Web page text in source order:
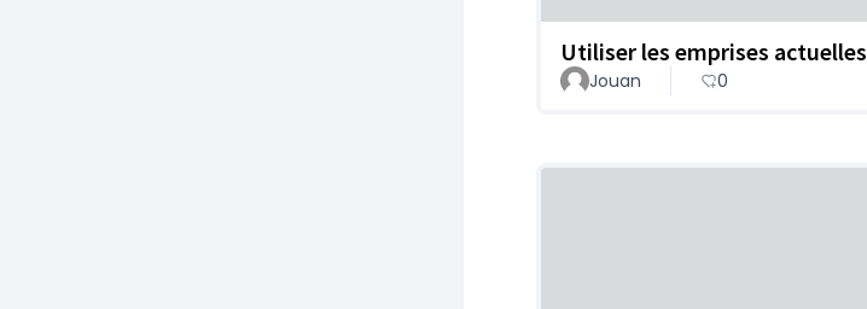
Utiliser les emprises actuelles
Jouan 0